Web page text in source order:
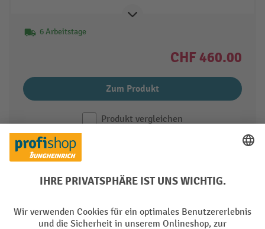
6 Arbeitstage
CHF 460.00
Zum Produkt
Produkt vergleichen